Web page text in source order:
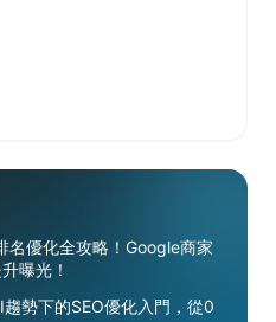
名優化全攻略！Google商家
曝光！
勢下的SEO優化入門，從0